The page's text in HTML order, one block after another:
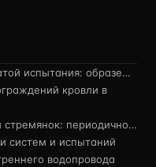
испытания: образе…
кровли в
периодично…
систем и испытаний
водопровода